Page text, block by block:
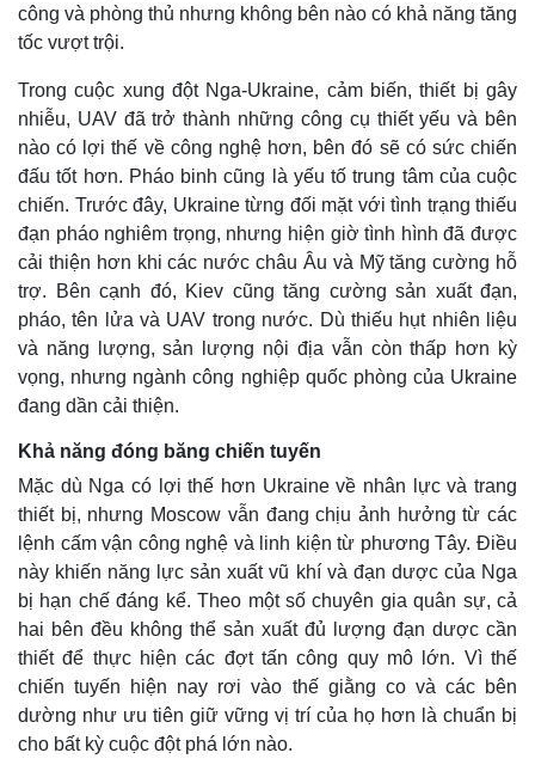
công và phòng thủ nhưng không bên nào có khả năng tăng
tốc vượt trội.
Trong cuộc xung đột Nga-Ukraine, cảm biến, thiết bị gây
nhiễu, UAV đã trở thành những công cụ thiết yếu và bên
nào có lợi thế về công nghệ hơn, bên đó sẽ có sức chiến
đấu tốt hơn. Pháo binh cũng là yếu tố trung tâm của cuộc
chiến. Trước đây, Ukraine từng đối mặt với tình trạng thiếu
đạn pháo nghiêm trọng, nhưng hiện giờ tình hình đã được
cải thiện hơn khi các nước châu Âu và Mỹ tăng cường hỗ
trợ. Bên cạnh đó, Kiev cũng tăng cường sản xuất đạn,
pháo, tên lửa và UAV trong nước. Dù thiếu hụt nhiên liệu
và năng lượng, sản lượng nội địa vẫn còn thấp hơn kỳ
vọng, nhưng ngành công nghiệp quốc phòng của Ukraine
đang dần cải thiện.
Khả năng đóng băng chiến tuyến
Mặc dù Nga có lợi thế hơn Ukraine về nhân lực và trang
thiết bị, nhưng Moscow vẫn đang chịu ảnh hưởng từ các
lệnh cấm vận công nghệ và linh kiện từ phương Tây. Điều
này khiến năng lực sản xuất vũ khí và đạn dược của Nga
bị hạn chế đáng kể. Theo một số chuyên gia quân sự, cả
hai bên đều không thể sản xuất đủ lượng đạn dược cần
thiết để thực hiện các đợt tấn công quy mô lớn. Vì thế
chiến tuyến hiện nay rơi vào thế giằng co và các bên
dường như ưu tiên giữ vững vị trí của họ hơn là chuẩn bị
cho bất kỳ cuộc đột phá lớn nào.